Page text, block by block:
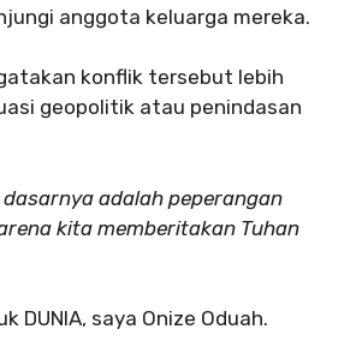
anggota keluarga mereka.
konflik tersebut lebih
geopolitik atau penindasan
dasarnya adalah peperangan
kita memberitakan Tuhan
DUNIA, saya Onize Oduah.